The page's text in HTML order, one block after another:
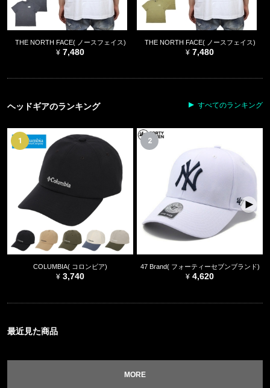
THE NORTH FACE( ノースフェイス)
7,480
THE NORTH FACE( ノースフェイス)
7,480
ヘッドギアのランキング すべてのランキング
1
COLUMBIA( コロンビア)
3,740
2
47 Brand( フォーティーセブンブランド)
4,620
最近見た商品
MORE